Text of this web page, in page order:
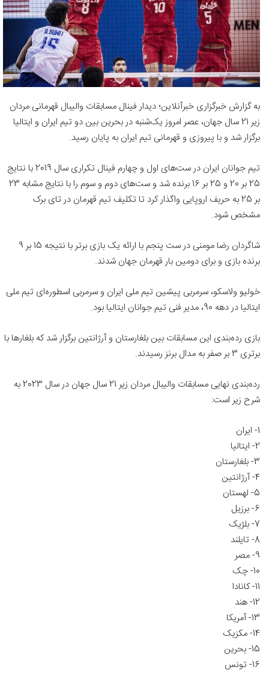
به گزارش خبرگزاری خبرآنلاین؛ دیدار فینال مسابقات والیبال قهرمانی مردان
زیر 21 سال جهان، عصر امروز یک‌شنبه در بحرین بین دو تیم ایران و ایتالیا
برگزار شد و با پیروزی و قهرمانی تیم ایران به پایان رسید.
تیم جوانان ایران در ست‌های اول و چهارم فینال تکراری سال 2019 با نتایج
25 بر 20 و 25 بر 16 برنده شد و ست‌های دوم و سوم را با نتایج مشابه 23
بر 25 به حریف اروپایی واگذار کرد تا تکلیف تیم قهرمان در تای برک
مشخص شود.
شاگردان رضا مومنی در ست پنجم با ارائه یک بازی برتر با نتیجه 15 بر 9
برنده بازی و برای دومین بار قهرمان جهان شدند.
خولیو ولاسکو، سرمربی پیشین تیم ملی ایران و سرمربی اسطوره‌ای تیم ملی
ایتالیا در دهه 90، مدیر فنی تیم جوانان ایتالیا بود.
بازی رده‌بندی این مسابقات بین بلغارستان و آرژانتین برگزار شد که بلغارها با
برتری 3 بر صفر به مدال برنز رسیدند.
رده‌بندی نهایی مسابقات والیبال مردان زیر 21 سال جهان در سال 2023 به
شرح زیر است:
1- ایران
2- ایتالیا
3- بلغارستان
4- آرژانتین
5- لهستان
6- برزیل
7- بلژیک
8- تایلند
9- مصر
10- چک
11- کانادا
12- هند
13- آمریکا
14- مکزیک
15- بحرین
16- تونس